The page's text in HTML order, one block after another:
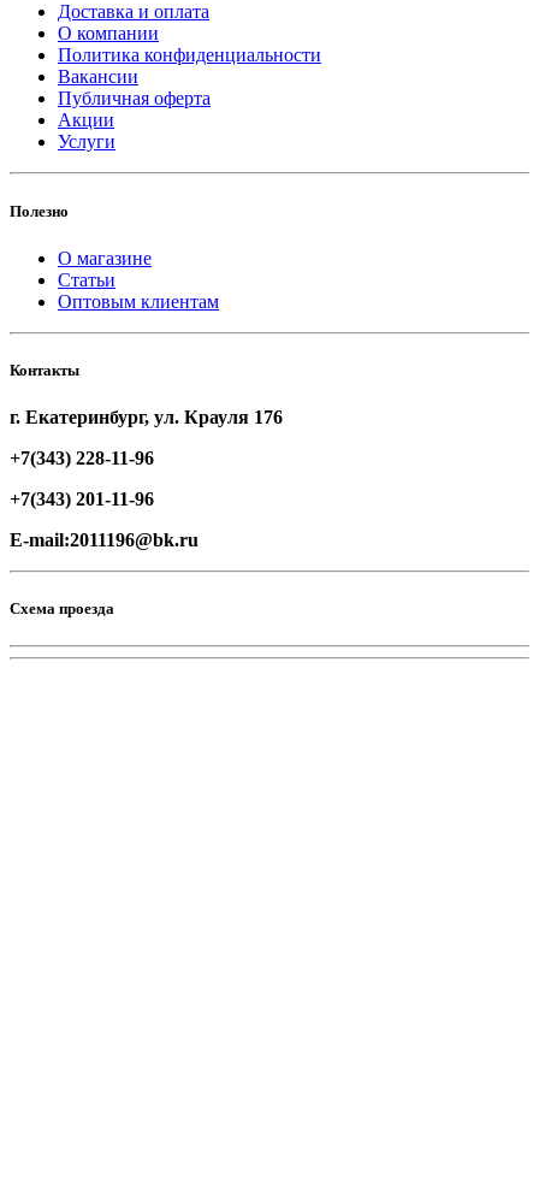
Доставка и оплата
О компании
Политика конфиденциальности
Вакансии
Публичная оферта
Акции
Услуги
Полезно
О магазине
Статьи
Оптовым клиентам
Контакты
г. Екатеринбург, ул. Крауля 176
+7(343) 228-11-96
+7(343) 201-11-96
E-mail:2011196@bk.ru
Схема проезда